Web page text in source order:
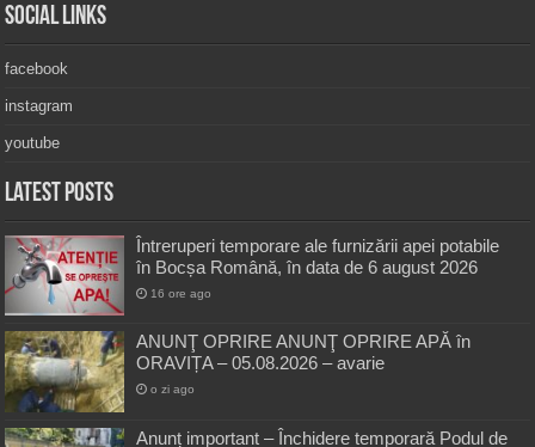
Social Links
facebook
instagram
youtube
Latest Posts
Întreruperi temporare ale furnizării apei potabile
în Bocșa Română, în data de 6 august 2026
16 ore ago
ANUNŢ OPRIRE ANUNŢ OPRIRE APĂ în
ORAVIȚA – 05.08.2026 – avarie
o zi ago
Anunț important – Închidere temporară Podul de